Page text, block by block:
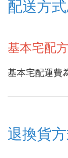
配送方
基本宅配方
基本宅配運費
退換貨